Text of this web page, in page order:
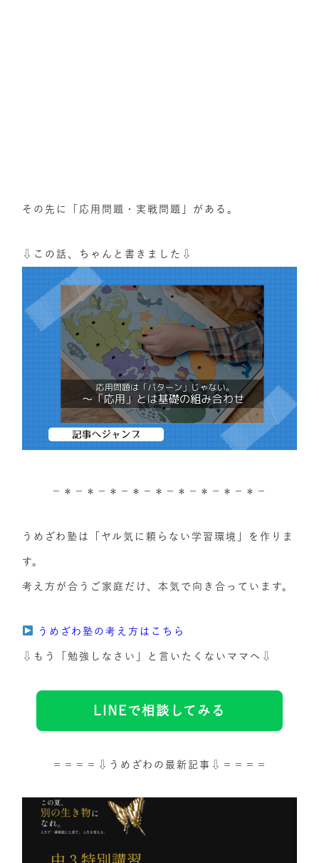
その先に「応用問題・実戦問題」がある。
⇩この話、ちゃんと書きました⇩
－＊－＊－＊－＊－＊－＊－＊－＊－＊－
うめざわ塾は「ヤル気に頼らない学習環境」を作りま
す。
考え方が合うご家庭だけ、本気で向き合っています。
うめざわ塾の考え方はこちら
⇩もう「勉強しなさい」と言いたくないママへ⇩
LINEで相談してみる
＝＝＝＝⇩うめざわの最新記事⇩＝＝＝＝